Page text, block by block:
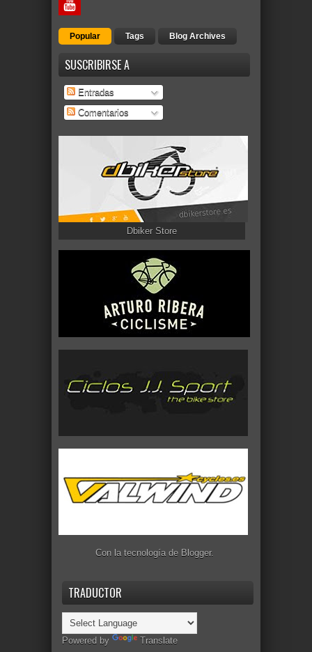
Popular Tags Blog Archives
SUSCRIBIRSE A
Entradas
Comentarios
Dbiker Store
Con la tecnología de Blogger.
TRADUCTOR
Powered by Translate